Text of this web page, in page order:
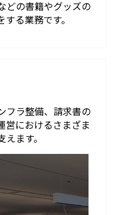
どの書籍やグッズの
る業務です。
フラ整備、請求書の
営におけるさまざま
ます。